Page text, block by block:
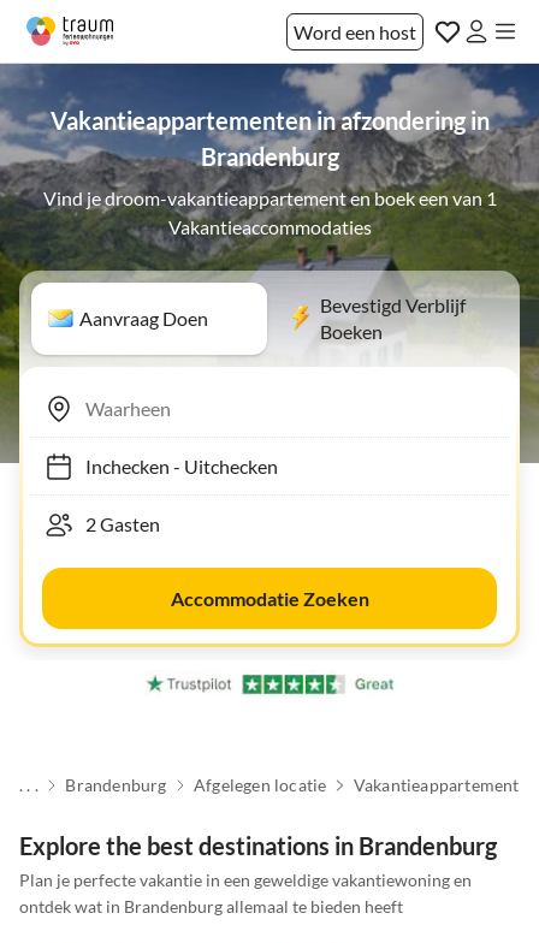
Word een host
Vakantieappartementen in afzondering in
Brandenburg
Vind je droom-vakantieappartement en boek een van 1
Vakantieaccommodaties
Aanvraag Doen
Bevestigd Verblijf
Boeken
Inchecken- Uitchecken
Accommodatie Zoeken
. . . Brandenburg Afgelegen locatie Vakantieappartement
Explore the best destinations in Brandenburg
Plan je perfecte vakantie in een geweldige vakantiewoning en
ontdek wat in Brandenburg allemaal te bieden heeft